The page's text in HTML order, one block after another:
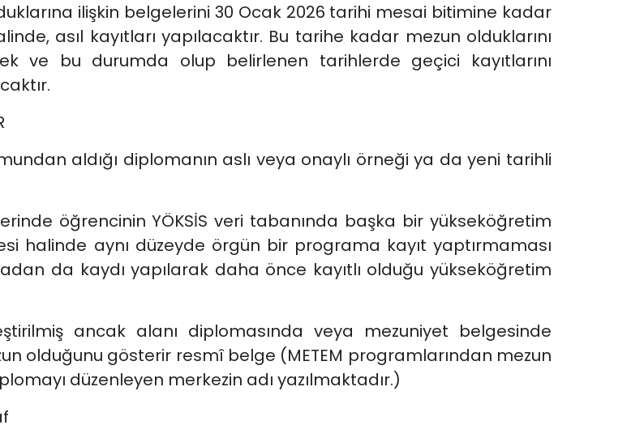
ilişkin belgelerini 30 Ocak 2026 tarihi mesai bitimine kadar
asıl kayıtları yapılacaktır. Bu tarihe kadar mezun olduklarını
ve bu durumda olup belirlenen tarihlerde geçici kayıtlarını
aldığı diplomanın aslı veya onaylı örneği ya da yeni tarihli
öğrencinin YÖKSİS veri tabanında başka bir yükseköğretim
halinde aynı düzeyde örgün bir programa kayıt yaptırmaması
da kaydı yapılarak daha önce kayıtlı olduğu yükseköğretim
ancak alanı diplomasında veya mezuniyet belgesinde
olduğunu gösterir resmî belge (METEM programlarından mezun
düzenleyen merkezin adı yazılmaktadır.)